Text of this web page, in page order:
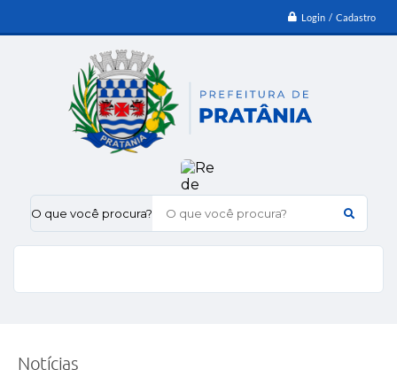
Login / Cadastro
O que você procura?
Notícias